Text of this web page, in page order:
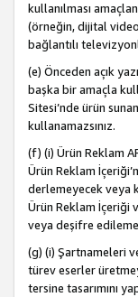
kullanılması
(örneğin, dijital video
bağlantılı
(e) Önceden açık
başka bir amaçla
Sitesi’nde ürün
kullanamazsınız.
(f) (i) Ürün Reklam
Ürün Reklam
derlemeyecek veya
Ürün Reklam İçeriği
veya deşifre
(g) (i) Şartnameleri
türev eserler
tersine tasarımını